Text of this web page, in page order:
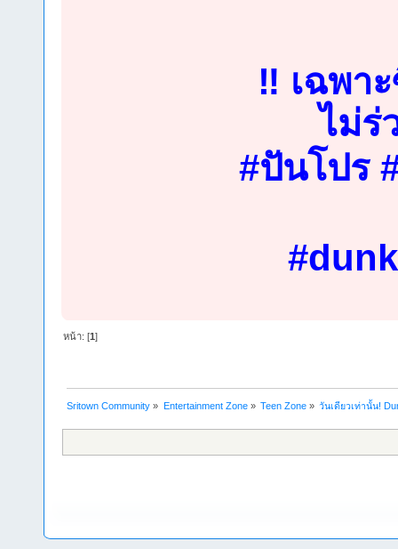
‼️ เฉพา
ไม่ร่
#ปันโปร
หน้า: [1]
Sritown Community » Entertainment Zone» Teen Zone» วันเดียวเท่านั้น!